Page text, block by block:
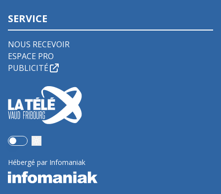
SERVICE
NOUS RECEVOIR
ESPACE PRO
PUBLICITÉ
Use setting
Hébergé par Infomaniak